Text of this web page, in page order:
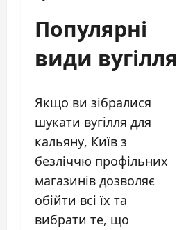
Популярні
види вугілля
Якщо ви зібралися
шукати вугілля для
кальяну, Київ з
безліччю профільних
магазинів дозволяє
обійти всі їх та
вибрати те, що